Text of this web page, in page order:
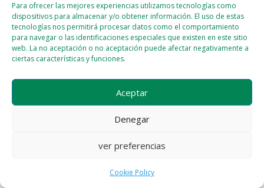
Para ofrecer las mejores experiencias utilizamos tecnologías como
dispositivos para almacenar y/o obtener información. El uso de estas
tecnologías nos permitirá procesar datos como el comportamiento
para navegar o las identificaciones especiales que existen en este sitio
web. La no aceptación o no aceptación puede afectar negativamente a
ciertas características y funciones.
Aceptar
Denegar
ver preferencias
Cookie Policy